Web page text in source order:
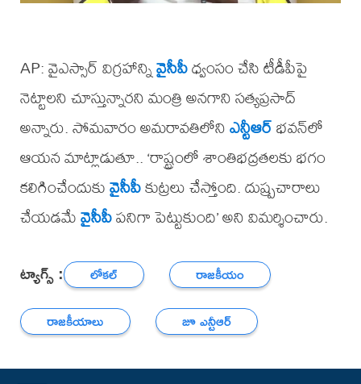
AP: వైఎస్సార్ విగ్రహాన్నివైసీపీధ్వంసం చేసి టీడీపీపై
నెట్టాలని చూస్తున్నారని మంత్రి అనగాని సత్యప్రసాద్
అన్నారు. సోమవారం అమరావతిలోనిఎన్టీఆర్భవన్‌లో
ఆయన మాట్లాడుతూ.. ‘రాష్ట్రంలో శాంతిభద్రతలకు భగం
కలిగించేందుకువైసీపీకుట్రలు చేస్తోంది. దుష్ప్రచారాలు
చేయడమేవైసీపీపనిగా పెట్టుకుంది’ అని విమర్శించారు.
ట్యాగ్స్ : లోకల్
రాజకీయం
రాజకీయాలు
జూ ఎన్టీఆర్